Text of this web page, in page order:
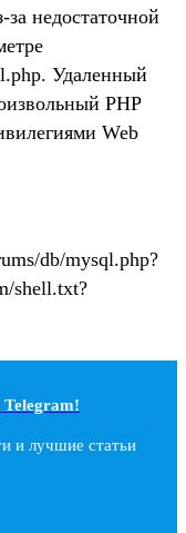
за недостаточной
Удаленный
PHP
Web
db/mysql.php?
shell.txt?
и лучшие статьи